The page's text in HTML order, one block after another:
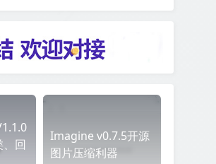
回
Imagine v0.7.5开源
图片压缩利器